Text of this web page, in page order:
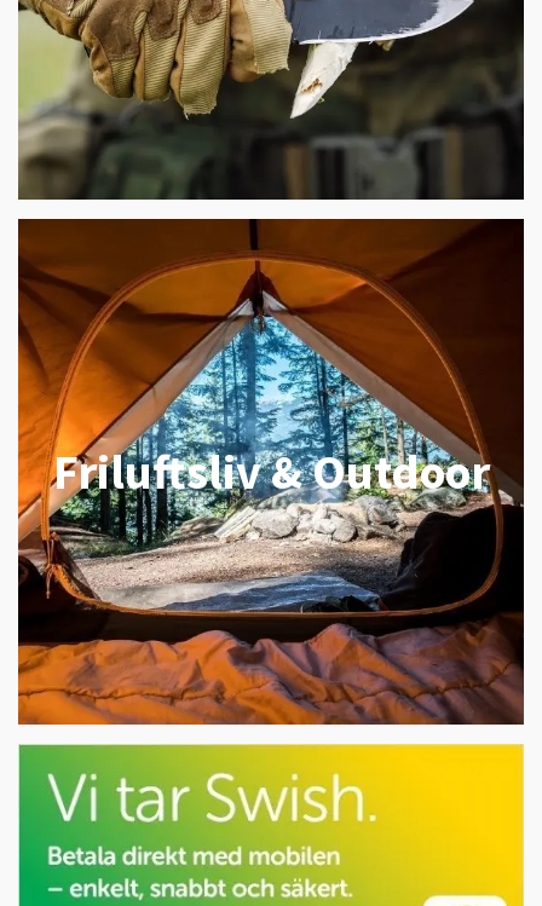
Friluftsliv & Outdoor